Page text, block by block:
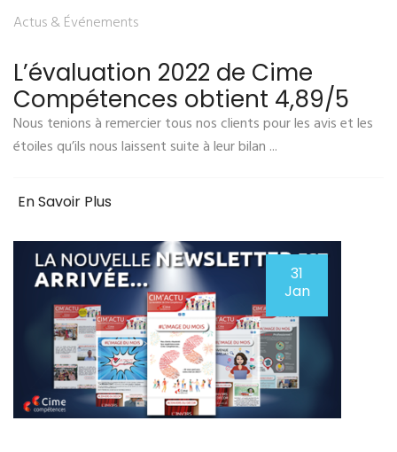
Actus & Événements
L’évaluation 2022 de Cime
Compétences obtient 4,89/5
Nous tenions à remercier tous nos clients pour les avis et les
étoiles qu’ils nous laissent suite à leur bilan ...
En Savoir Plus
31
Jan